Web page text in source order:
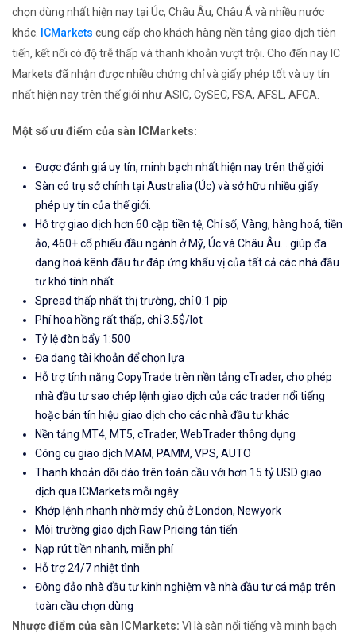
chọn dùng nhất hiện nay tại Úc, Châu Âu, Châu Á và nhiều nước
khác. ICMarkets cung cấp cho khách hàng nền tảng giao dịch tiên
tiến, kết nối có độ trễ thấp và thanh khoản vượt trội. Cho đến nay IC
Markets đã nhận được nhiều chứng chỉ và giấy phép tốt và uy tín
nhất hiện nay trên thế giới như ASIC, CySEC, FSA, AFSL, AFCA.
Một số ưu điểm của sàn ICMarkets:
Được đánh giá uy tín, minh bạch nhất hiện nay trên thế giới
Sàn có trụ sở chính tại Australia (Úc) và sở hữu nhiều giấy
phép uy tín của thế giới.
Hỗ trợ giao dịch hơn 60 cặp tiền tệ, Chỉ số, Vàng, hàng hoá, tiền
ảo, 460+ cổ phiếu đầu ngành ở Mỹ, Úc và Châu Âu... giúp đa
dạng hoá kênh đầu tư đáp ứng khẩu vị của tất cả các nhà đầu
tư khó tính nhất
Spread thấp nhất thị trường, chỉ 0.1 pip
Phí hoa hồng rất thấp, chỉ 3.5$/lot
Tỷ lệ đòn bẩy 1:500
Đa dạng tài khoản để chọn lựa
Hỗ trợ tính năng CopyTrade trên nền tảng cTrader, cho phép
nhà đầu tư sao chép lệnh giao dịch của các trader nổi tiếng
hoặc bán tín hiệu giao dịch cho các nhà đầu tư khác
Nền tảng MT4, MT5, cTrader, WebTrader thông dụng
Công cụ giao dịch MAM, PAMM, VPS, AUTO
Thanh khoản dồi dào trên toàn cầu với hơn 15 tỷ USD giao
dịch qua ICMarkets mỗi ngày
Khớp lệnh nhanh nhờ máy chủ ở London, Newyork
Môi trường giao dịch Raw Pricing tân tiến
Nạp rút tiền nhanh, miễn phí
Hỗ trợ 24/7 nhiệt tình
Đông đảo nhà đầu tư kinh nghiệm và nhà đầu tư cá mập trên
toàn cầu chọn dùng
Nhược điểm của sàn ICMarkets: Vì là sàn nổi tiếng và minh bạch